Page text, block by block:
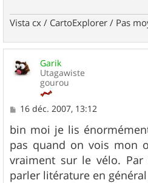
Vista cx / CartoExplorer / Pas
Garik
Utagawiste
gourou
M
s
s
a
g
e
16 déc. 2007, 13:12
bin moi je lis
pas quand on vois mon
vraiment sur le vélo.
parler litérature en